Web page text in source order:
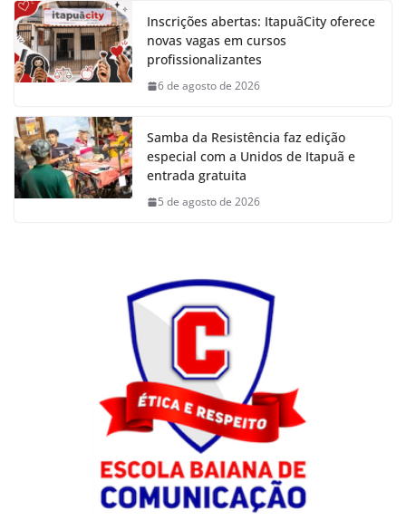
Inscrições abertas: ItapuãCity oferece
novas vagas em cursos
profissionalizantes
6 de agosto de 2026
Samba da Resistência faz edição
especial com a Unidos de Itapuã e
entrada gratuita
5 de agosto de 2026